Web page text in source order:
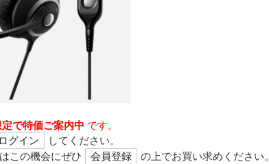
で特価ご案内中 です。
ログイン
してください。
この機会にぜひ
会員登録 の上でお買い求めください。